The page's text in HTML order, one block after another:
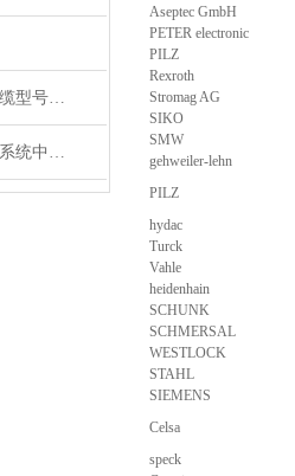
如何选择合适的Murr电缆型号和规格？
Murr电缆在自动化控制系统中的应用
Aseptec GmbH
PETER electronic
PILZ
Rexroth
Stromag AG
SIKO
SMW
gehweiler-lehn
PILZ
hydac
Turck
Vahle
heidenhain
SCHUNK
SCHMERSAL
WESTLOCK
STAHL
SIEMENS
Celsa
speck